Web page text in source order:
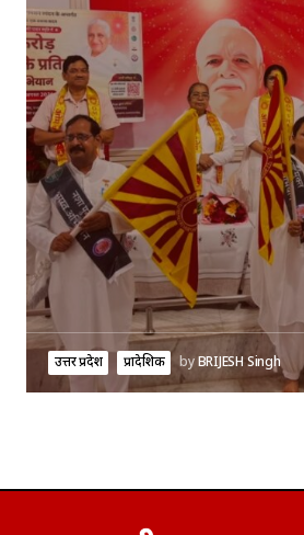
उत्तर प्रदेश प्रादेशिक byBRIJESH Singh